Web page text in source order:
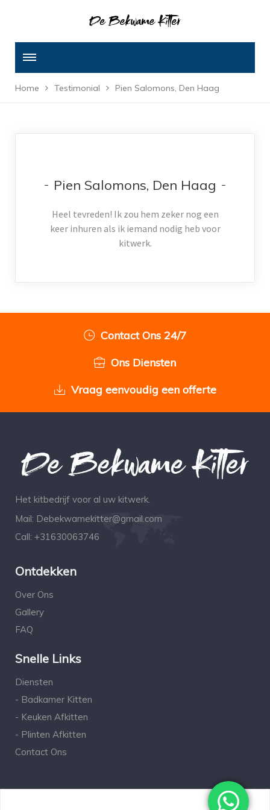
Home Testimonial Pien Salomons, Den Haag
Pien Salomons, Den Haag
Heel tevreden! Ik zou hem zeker nog een
keer inhuren als ik iemand nodig heb voor
kitwerk.
Contact Ons 24/7
Ons Diensten
Vraag eenvoudig een offerte
Het kitbedrijf voor al uw kitwerk.
Mail: Debekwamekitter@gmail.com
Call: +31630063746
Ontdekken
Over Ons
Gallery
FAQ
Snelle Links
Diensten
- Badkamer Kitten
- Keuken Afkitten
- Plinten Afkitten
Contact Ons